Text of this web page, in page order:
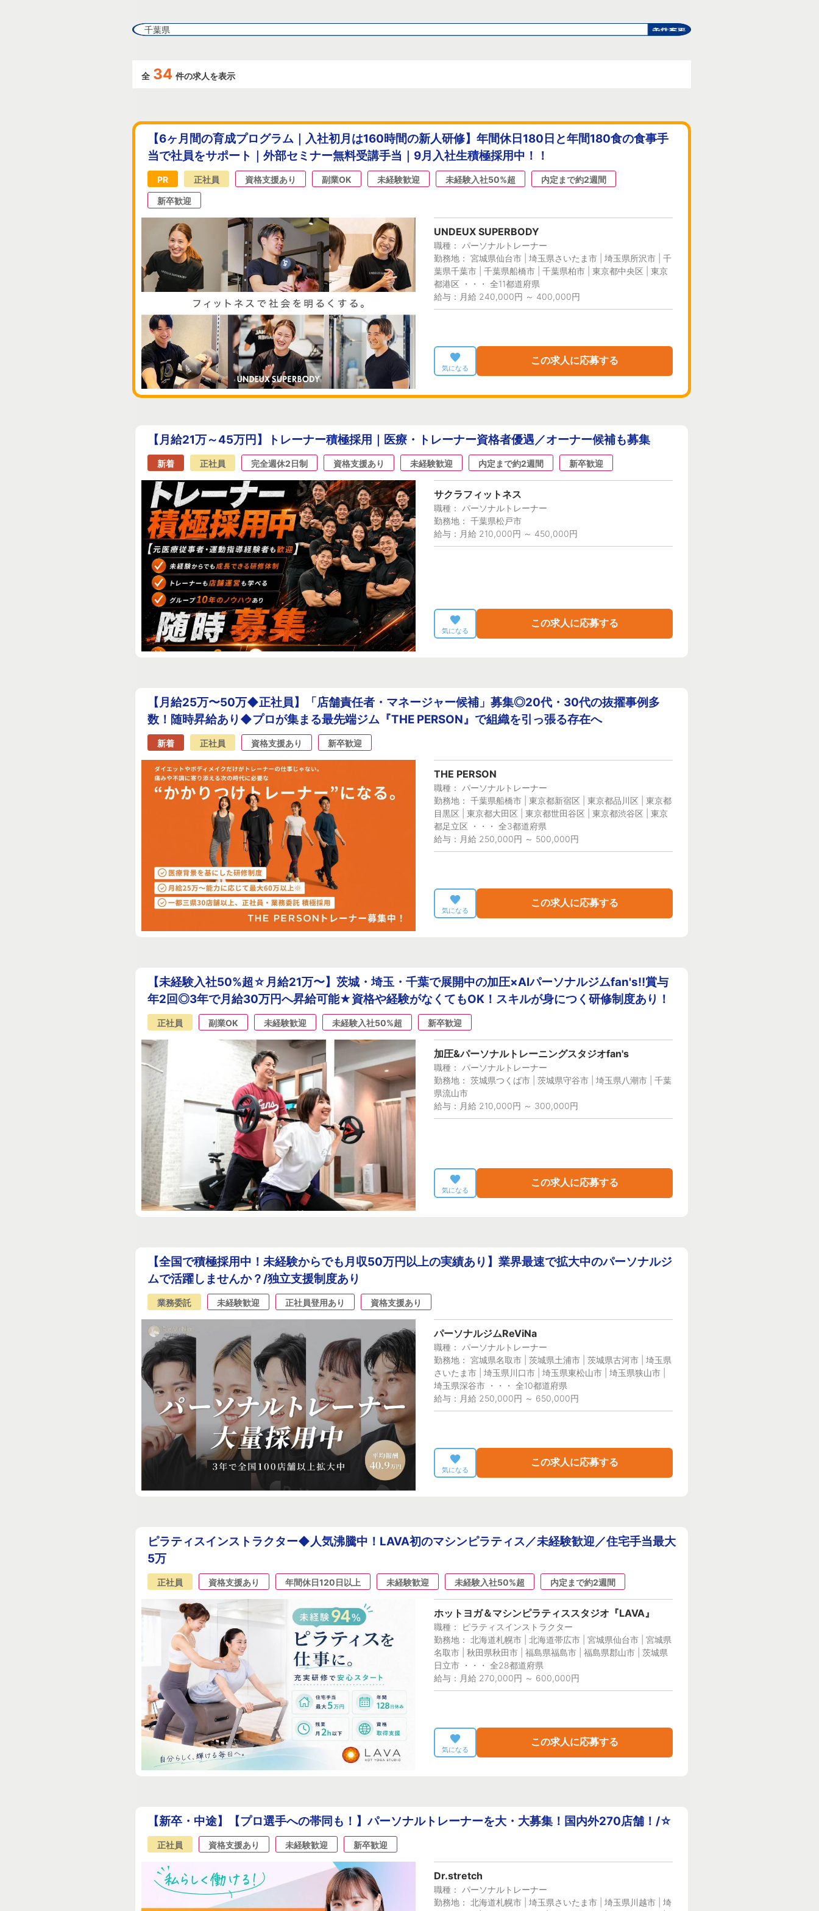
千葉県
全 34 件の求人を表示
【6ヶ月間の育成プログラム｜入社初月は160時間の新人研修】年間休日180日と年間180食の食事手
当で社員をサポート｜外部セミナー無料受講手当｜9月入社生積極採用中！！
PR 正社員 資格支援あり 副業OK 未経験歓迎 未経験入社50%超 内定まで約2週間
新卒歓迎
UNDEUX SUPERBODY
職種： パーソナルトレーナー
勤務地： 宮城県仙台市 | 埼玉県さいたま市 | 埼玉県所沢市 | 千
葉県千葉市 | 千葉県船橋市 | 千葉県柏市 | 東京都中央区 | 東京
都港区 ・・・ 全11都道府県
給与：月給 240,000円 ～ 400,000円
気になる
この求人に応募する
【月給21万～45万円】トレーナー積極採用｜医療・トレーナー資格者優遇／オーナー候補も募集
新着 正社員 完全週休2日制 資格支援あり 未経験歓迎 内定まで約2週間 新卒歓迎
サクラフィットネス
職種： パーソナルトレーナー
勤務地： 千葉県松戸市
給与：月給 210,000円 ～ 450,000円
気になる
この求人に応募する
【月給25万〜50万◆正社員】「店舗責任者・マネージャー候補」募集◎20代・30代の抜擢事例多
数！随時昇給あり◆プロが集まる最先端ジム『THE PERSON』で組織を引っ張る存在へ
新着 正社員 資格支援あり 新卒歓迎
THE PERSON
職種： パーソナルトレーナー
勤務地： 千葉県船橋市 | 東京都新宿区 | 東京都品川区 | 東京都
目黒区 | 東京都大田区 | 東京都世田谷区 | 東京都渋谷区 | 東京
都足立区 ・・・ 全3都道府県
給与：月給 250,000円 ～ 500,000円
気になる
この求人に応募する
【未経験入社50%超☆月給21万〜】茨城・埼玉・千葉で展開中の加圧×AIパーソナルジムfan's‼賞与
年2回◎3年で月給30万円へ昇給可能★資格や経験がなくてもOK！スキルが身につく研修制度あり！
正社員 副業OK 未経験歓迎 未経験入社50%超 新卒歓迎
加圧&パーソナルトレーニングスタジオfan's
職種： パーソナルトレーナー
勤務地： 茨城県つくば市 | 茨城県守谷市 | 埼玉県八潮市 | 千葉
県流山市
給与：月給 210,000円 ～ 300,000円
気になる
この求人に応募する
【全国で積極採用中！未経験からでも月収50万円以上の実績あり】業界最速で拡大中のパーソナルジ
ムで活躍しませんか？/独立支援制度あり
業務委託 未経験歓迎 正社員登用あり 資格支援あり
パーソナルジムReViNa
職種： パーソナルトレーナー
勤務地： 宮城県名取市 | 茨城県土浦市 | 茨城県古河市 | 埼玉県
さいたま市 | 埼玉県川口市 | 埼玉県東松山市 | 埼玉県狭山市 |
埼玉県深谷市 ・・・ 全10都道府県
給与：月給 250,000円 ～ 650,000円
気になる
この求人に応募する
ピラティスインストラクター◆人気沸騰中！LAVA初のマシンピラティス／未経験歓迎／住宅手当最大
5万
正社員 資格支援あり 年間休日120日以上 未経験歓迎 未経験入社50%超 内定まで約2週間
ホットヨガ＆マシンピラティススタジオ『LAVA』
職種： ピラティスインストラクター
勤務地： 北海道札幌市 | 北海道帯広市 | 宮城県仙台市 | 宮城県
名取市 | 秋田県秋田市 | 福島県福島市 | 福島県郡山市 | 茨城県
日立市 ・・・ 全28都道府県
給与：月給 270,000円 ～ 600,000円
気になる
この求人に応募する
【新卒・中途】【プロ選手への帯同も！】パーソナルトレーナーを大・大募集！国内外270店舗！/☆
正社員 資格支援あり 未経験歓迎 新卒歓迎
Dr.stretch
職種： パーソナルトレーナー
勤務地： 北海道札幌市 | 埼玉県さいたま市 | 埼玉県川越市 | 埼